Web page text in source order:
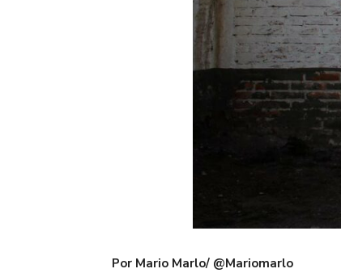
Por Mario Marlo/ @Mariomarlo